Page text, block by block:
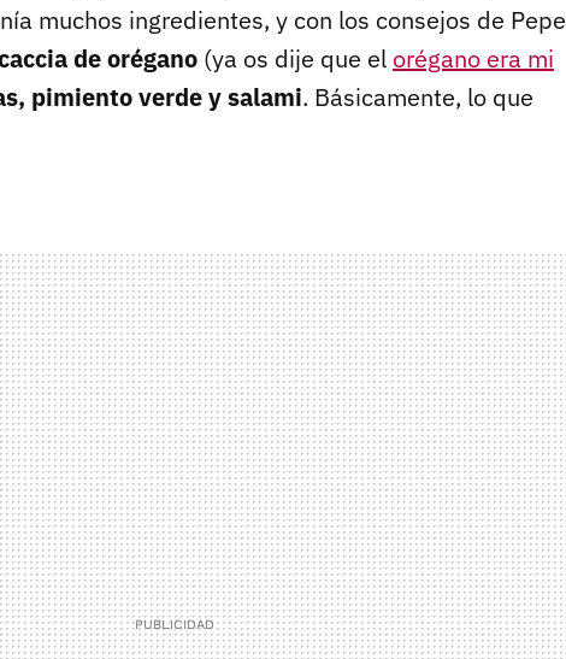
muchos ingredientes, y con los consejos de Pepe
de orégano (ya os dije que el orégano era mi
pimiento verde y salami. Básicamente, lo que